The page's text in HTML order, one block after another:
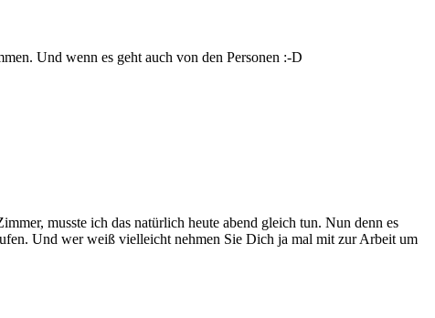
Und wenn es geht auch von den Personen :-D
musste ich das natürlich heute abend gleich tun. Nun denn es
Und wer weiß vielleicht nehmen Sie Dich ja mal mit zur Arbeit um